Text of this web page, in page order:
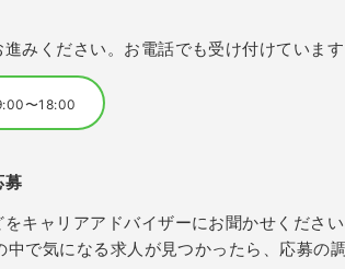
進みください。お電話でも受け付けていま
〜18:00
募
キャリアアドバイザーにお聞かせくださ
中で気になる求人が見つかったら、応募の